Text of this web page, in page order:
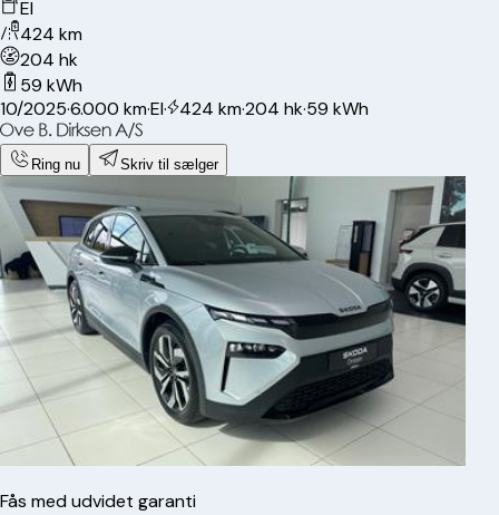
El
424 km
204 hk
59 kWh
10/2025·6.000 km·El· 424 km·204 hk·59 kWh
Ring nu Skriv til sælger
Fås med udvidet garanti